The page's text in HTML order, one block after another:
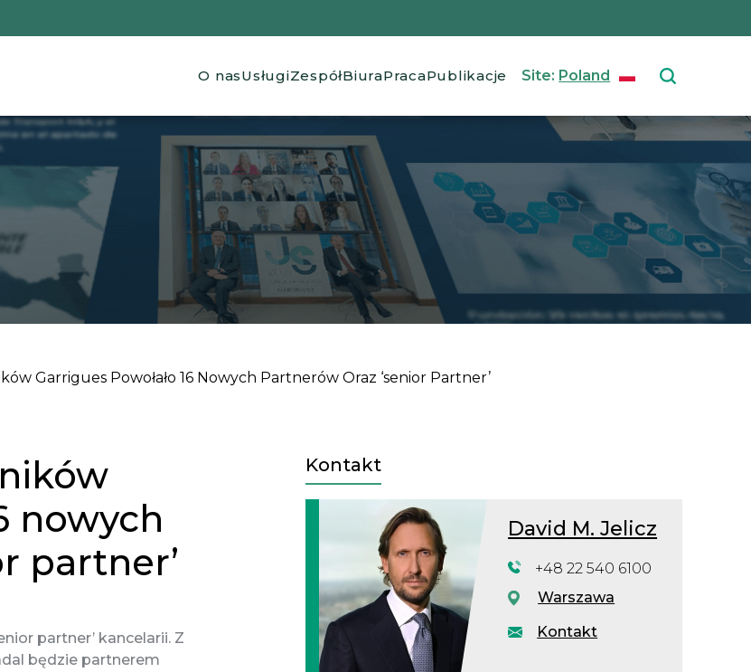
Main navigation
O nasUsługiZespółBiuraPracaPublikacje Site: PolandSelect your
Garrigues Powołało 16 Nowych Partnerów Oraz ‘senior Partner’
nowych
partner’
partner’ kancelarii. Z
będzie partnerem
Kontakt
David M. Jelicz
Kontakt
+48 22 540 6100
Warszawa